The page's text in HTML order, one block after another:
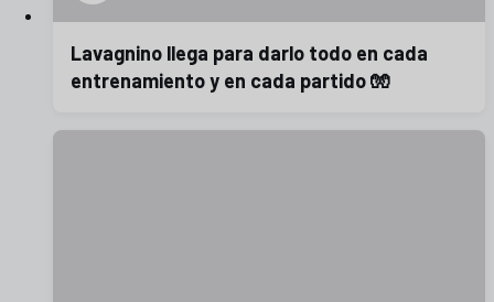
Lavagnino llega para darlo todo en cada
entrenamiento y en cada partido 🧤